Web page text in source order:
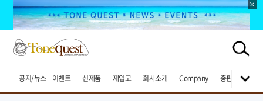
공지/뉴스 이벤트 신제품 재입고 회사소개 Company 총판브랜드